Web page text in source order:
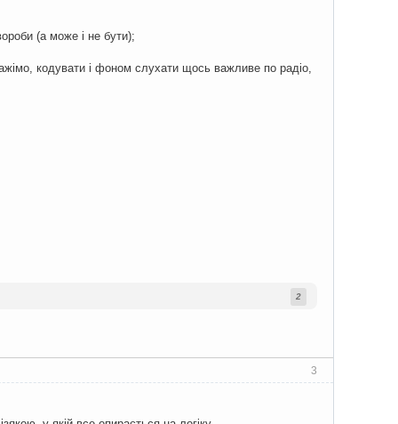
(а може і не бути);
кодувати і фоном слухати щось важливе по радіо,
2
3